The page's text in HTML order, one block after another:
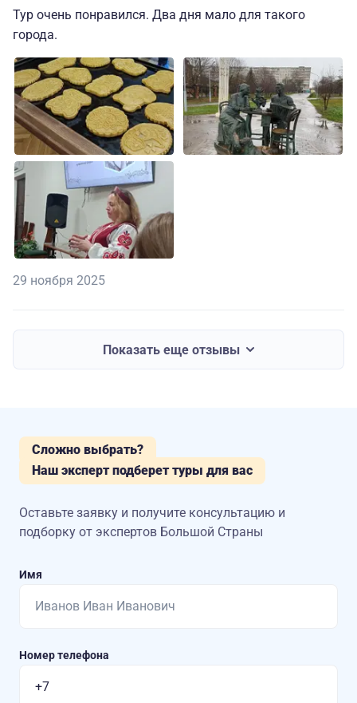
Тур очень понравился. Два дня мало для такого
города.
29 ноября 2025
Показать еще отзывы
Сложно выбрать?
Наш эксперт подберет туры для вас
Оставьте заявку и получите консультацию и
подборку от экспертов Большой Страны
Имя
Номер телефона